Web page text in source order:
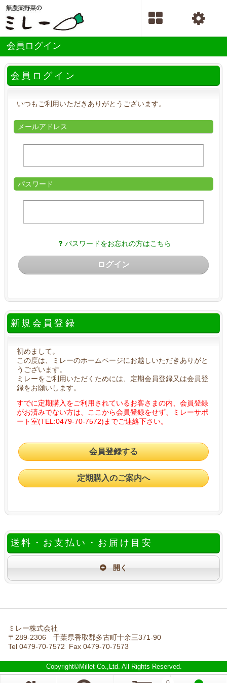
会員ログイン
会員ログイン
いつもご利用いただきありがとうございます。
メールアドレス
パスワード
パスワードをお忘れの方はこちら
ログイン
新規会員登録
初めまして。
この度は、ミレーのホームページにお越しいただきありがと
うございます。
ミレーをご利用いただくためには、定期会員登録又は会員登
録をお願いします。
すでに定期購入をご利用されているお客さまの内、会員登録
がお済みでない方は、ここから会員登録をせず、ミレーサポ
ート室(TEL:0479-70-7572)までご連絡下さい。
会員登録する
定期購入のご案内へ
送料・お支払い・お届け目安
ミレー株式会社
〒289-2306 千葉県香取郡多古町十余三371-90
Tel 0479-70-7572 Fax 0479-70-7573
Copyright©Millet Co.,Ltd. All Rights Reserved.